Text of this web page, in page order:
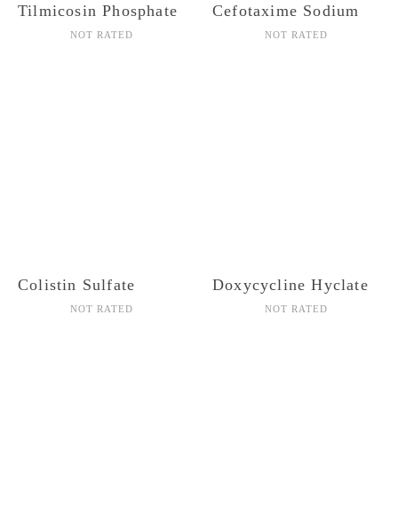
Tilmicosin Phosphate
NOT RATED
Cefotaxime Sodium
NOT RATED
Colistin Sulfate
NOT RATED
Doxycycline Hyclate
NOT RATED